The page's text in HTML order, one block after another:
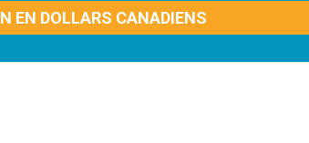
EN DOLLARS CANADIENS